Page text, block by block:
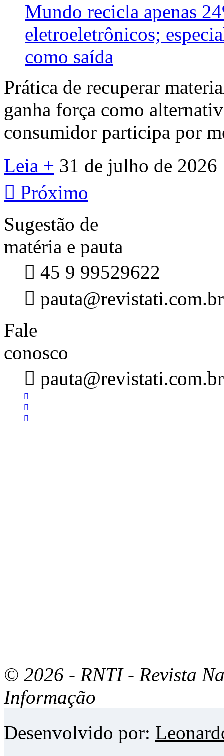
Mundo recicla apenas
eletroeletrônicos;
como saída
Prática de recuperar
ganha força como
consumidor participa por
Leia + 31 de julho de 2026
 Próximo
Sugestão de
matéria e pauta
 45 9 99529622
 pauta@revistati.com.br
Fale
conosco
 pauta@revistati.com.br



© 2026 - RNTI - Revista
Informação
Desenvolvido por: